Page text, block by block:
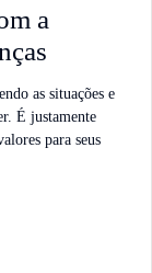
a
as situações e
É justamente
para seus